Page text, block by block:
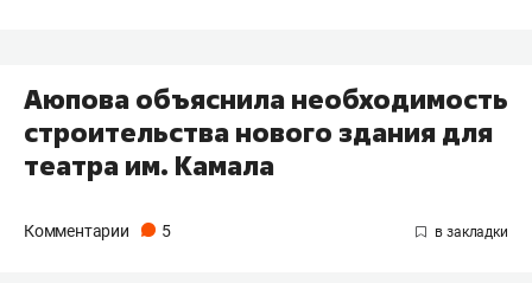
Аюпова объяснила необходимость
строительства нового здания для
театра им. Камала
Комментарии 5